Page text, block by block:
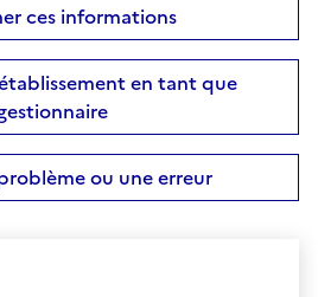
ces informations
en tant que
ou une erreur